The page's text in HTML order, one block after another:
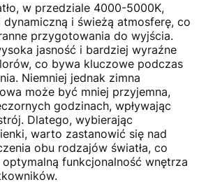
w przedziale 4000-5000K,
i świeżą atmosferę, co
przygotowania do wyjścia.
jasność i bardziej wyraźne
co bywa kluczowe podczas
Niemniej jednak zimna
może być mniej przyjemna,
godzinach, wpływając
Dlatego, wybierając
warto zastanowić się nad
obu rodzajów światła, co
funkcjonalność wnętrza